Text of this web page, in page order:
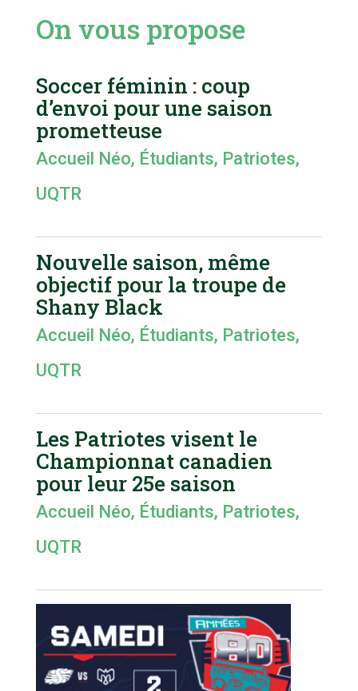
On vous propose
Soccer féminin : coup
d’envoi pour une saison
prometteuse
Accueil Néo, Étudiants, Patriotes,
UQTR
Nouvelle saison, même
objectif pour la troupe de
Shany Black
Accueil Néo, Étudiants, Patriotes,
UQTR
Les Patriotes visent le
Championnat canadien
pour leur 25e saison
Accueil Néo, Étudiants, Patriotes,
UQTR